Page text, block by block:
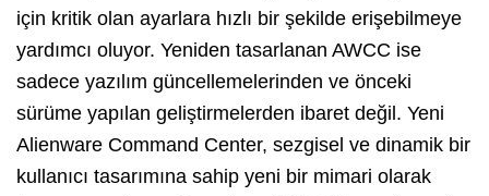
için kritik olan ayarlara hızlı bir şekilde erişebilmeye
yardımcı oluyor. Yeniden tasarlanan AWCC ise
sadece yazılım güncellemelerinden ve önceki
sürüme yapılan geliştirmelerden ibaret değil. Yeni
Alienware Command Center, sezgisel ve dinamik bir
kullanıcı tasarımına sahip yeni bir mimari olarak